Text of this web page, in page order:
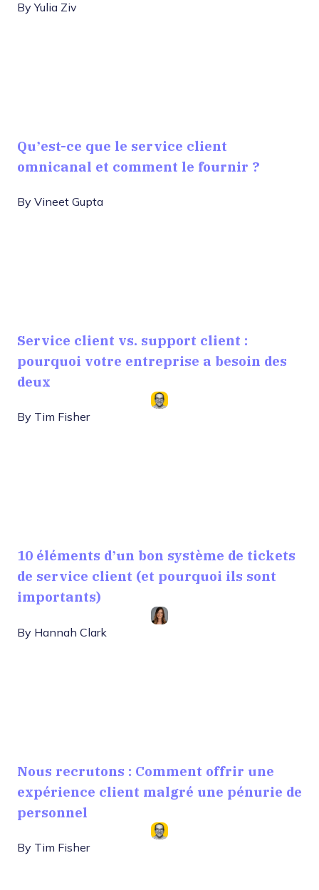
ByYulia Ziv
Qu’est-ce que le service client
omnicanal et comment le fournir ?
By Vineet Gupta
Service client vs. support client :
pourquoi votre entreprise a besoin des
deux
By Tim Fisher
10 éléments d’un bon système de tickets
de service client (et pourquoi ils sont
importants)
By Hannah Clark
Nous recrutons : Comment offrir une
expérience client malgré une pénurie de
personnel
By Tim Fisher